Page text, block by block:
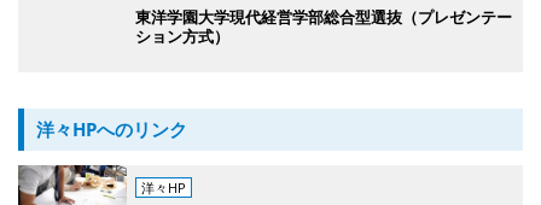
東洋学園大学現代経営学部総合型選抜（プレゼンテー
ション方式）
洋々HPへのリンク
洋々HP